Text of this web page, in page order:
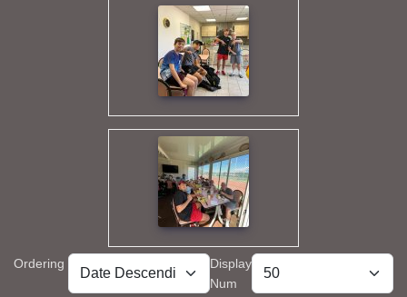
Ordering
Display
Num